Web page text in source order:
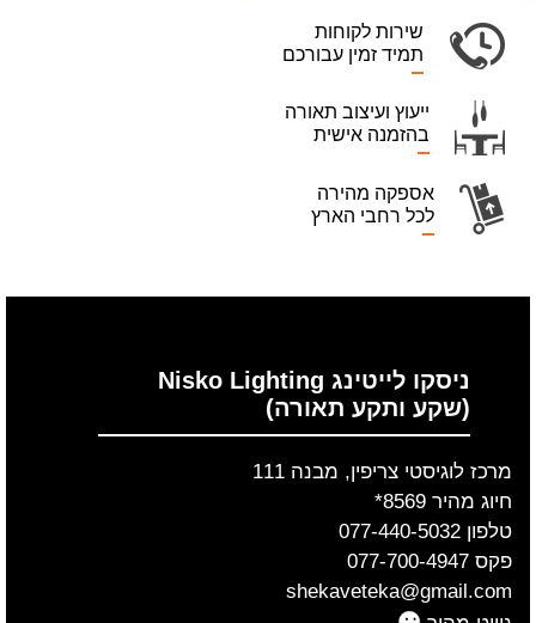
שירות לקוחות
תמיד זמין עבורכם
ייעוץ ועיצוב תאורה
בהזמנה אישית
אספקה מהירה
לכל רחבי הארץ
ניסקו לייטינג Nisko Lighting
(שקע ותקע תאורה)
מרכז לוגיסטי צריפין, מבנה 111
חיוג מהיר 8569*
טלפון 077-440-5032
פקס 077-700-4947
shekaveteka@gmail.com